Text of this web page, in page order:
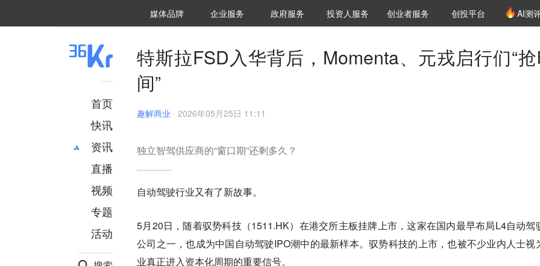
媒体品牌 36Kr研究院
企业服务 城市之窗
政府服务 VClub投资机构库
投资机构职位推介
投资人服务 创投氪堂
创业者服务 创投平台 AI测
首页
快讯
资讯
推荐
财经
项目推荐
安徽
直播
视频
专题
活动
特斯拉FSD入华背后，Momenta、元戎启行们“
间”
趣解商业 · 2026年05月25日 11:11
独立智驾供应商的“窗口期”还剩多久？
自动驾驶行业又有了新故事。
5月20日，随着驭势科技（1511.HK）在港交所主板挂牌上市，这家在国内最早布局L4自动驾
公司之一，也成为中国自动驾驶IPO潮中的最新样本。驭势科技的上市，也被不少业内人士视
业真正进入资本化周期的重要信号。